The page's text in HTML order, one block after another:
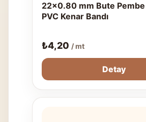
22x0.80 mm Bute
PVC Kenar Bandı
₺4,20 / mt
Detay